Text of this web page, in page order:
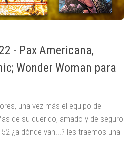
- Pax Americana,
Wonder Woman para
una vez más el equipo de
de su querido, amado y de seguro
¿a dónde van...? les traemos una